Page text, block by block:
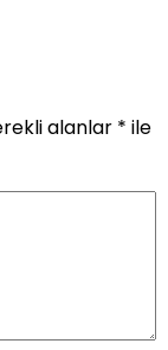
alanlar * ile